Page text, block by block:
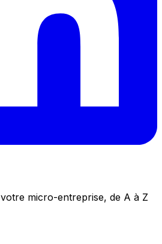
micro-entreprise, de A à Z